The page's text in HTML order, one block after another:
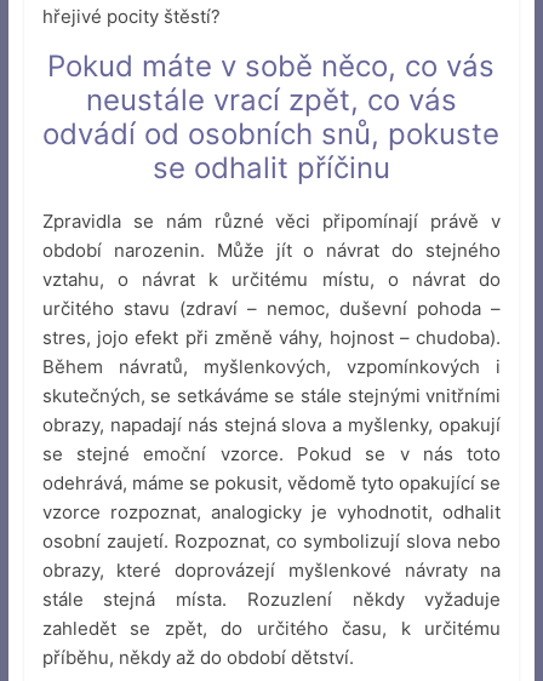
hřejivé pocity štěstí?
Pokud máte v sobě něco, co vás
neustále vrací zpět, co vás
odvádí od osobních snů, pokuste
se odhalit příčinu
Zpravidla se nám různé věci připomínají právě v
období narozenin. Může jít o návrat do stejného
vztahu, o návrat k určitému místu, o návrat do
určitého stavu (zdraví – nemoc, duševní pohoda –
stres, jojo efekt při změně váhy, hojnost – chudoba).
Během návratů, myšlenkových, vzpomínkových i
skutečných, se setkáváme se stále stejnými vnitřními
obrazy, napadají nás stejná slova a myšlenky, opakují
se stejné emoční vzorce. Pokud se v nás toto
odehrává, máme se pokusit, vědomě tyto opakující se
vzorce rozpoznat, analogicky je vyhodnotit, odhalit
osobní zaujetí. Rozpoznat, co symbolizují slova nebo
obrazy, které doprovázejí myšlenkové návraty na
stále stejná místa. Rozuzlení někdy vyžaduje
zahledět se zpět, do určitého času, k určitému
příběhu, někdy až do období dětství.